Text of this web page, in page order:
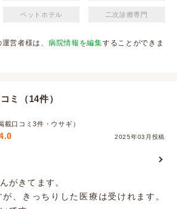
ペットホテル 二次診療専門
営者様は、 病院情報を編集することができま
ミ（14件）
載口コミ3件・ウサギ）
2025年03月投稿
がきてます。
、きっちりした医療は受けれます。